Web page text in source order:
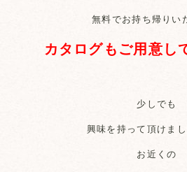
無料でお持ち帰りい
カタログもご用意し
少しでも
興味を持って頂けま
お近くの